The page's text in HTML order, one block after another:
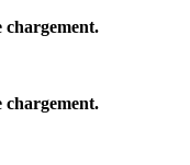
chargement.
chargement.